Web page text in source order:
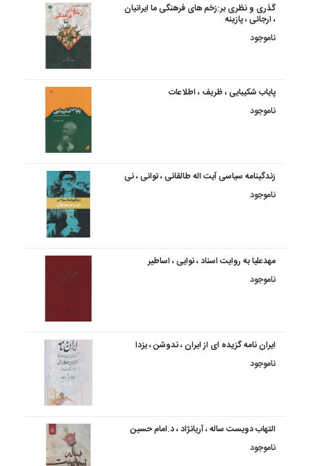
گذری و نظری بر:زخم های فرهنگی ما ایرانیان
، ارجائی ، پازینه
ناموجود
پایاب شکیبایی ، ظریف ، اطلاعات
ناموجود
زندگینامه سیاسی آیت اله طالقانی ، توانی ، نی
ناموجود
مهدعلیا به روایت اسناد ، نوایی ، اساطیر
ناموجود
ایران نامه گزیده ای از ایران ، ندوشن ، یزدا
ناموجود
التهاب دویست ساله ، آریانژاد ، د.امام حسین
ناموجود